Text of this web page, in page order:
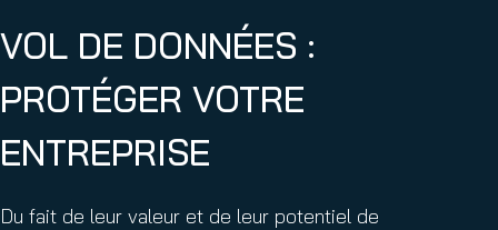
VOL DE DONNÉES :
PROTÉGER VOTRE
ENTREPRISE
Du fait de leur valeur et de leur potentiel de